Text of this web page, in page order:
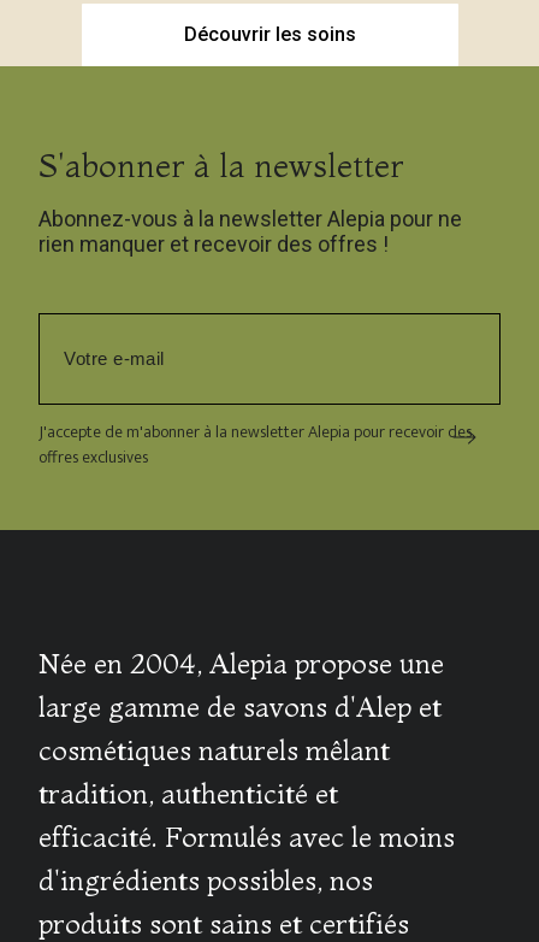
Découvrir les soins
S'abonner à la newsletter
Abonnez-vous à la newsletter Alepia pour ne
rien manquer et recevoir des offres !
J'accepte de m'abonner à la newsletter Alepia pour recevoir des
offres exclusives
Née en 2004, Alepia propose une
large gamme de savons d'Alep et
cosmétiques naturels mêlant
tradition, authenticité et
efficacité. Formulés avec le moins
d'ingrédients possibles, nos
produits sont sains et certifiés